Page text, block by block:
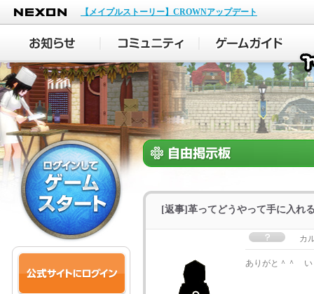
NEXON
【メイプルストーリー】CROWNアップデート
[返事]革ってどうやって手に入れ
カ
ありがと＾＾ い